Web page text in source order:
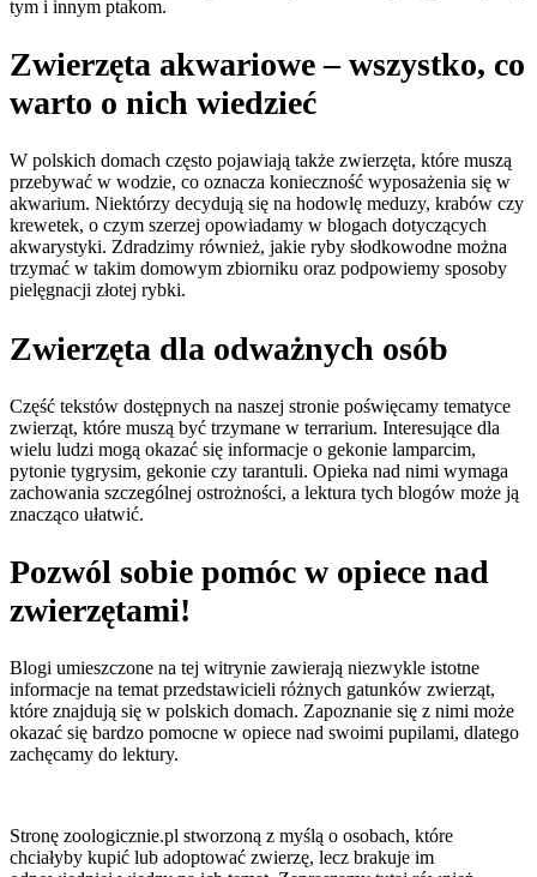
tym i innym ptakom.
Zwierzęta akwariowe – wszystko, co
warto o nich wiedzieć
W polskich domach często pojawiają także zwierzęta, które muszą
przebywać w wodzie, co oznacza konieczność wyposażenia się w
akwarium. Niektórzy decydują się na hodowlę meduzy, krabów czy
krewetek, o czym szerzej opowiadamy w blogach dotyczących
akwarystyki. Zdradzimy również, jakie ryby słodkowodne można
trzymać w takim domowym zbiorniku oraz podpowiemy sposoby
pielęgnacji złotej rybki.
Zwierzęta dla odważnych osób
Część tekstów dostępnych na naszej stronie poświęcamy tematyce
zwierząt, które muszą być trzymane w terrarium. Interesujące dla
wielu ludzi mogą okazać się informacje o gekonie lamparcim,
pytonie tygrysim, gekonie czy tarantuli. Opieka nad nimi wymaga
zachowania szczególnej ostrożności, a lektura tych blogów może ją
znacząco ułatwić.
Pozwól sobie pomóc w opiece nad
zwierzętami!
Blogi umieszczone na tej witrynie zawierają niezwykle istotne
informacje na temat przedstawicieli różnych gatunków zwierząt,
które znajdują się w polskich domach. Zapoznanie się z nimi może
okazać się bardzo pomocne w opiece nad swoimi pupilami, dlatego
zachęcamy do lektury.
Stronę zoologicznie.pl stworzoną z myślą o osobach, które
chciałyby kupić lub adoptować zwierzę, lecz brakuje im